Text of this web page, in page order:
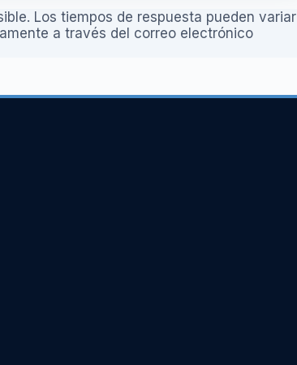
Los tiempos de respuesta pueden variar
a través del correo electrónico